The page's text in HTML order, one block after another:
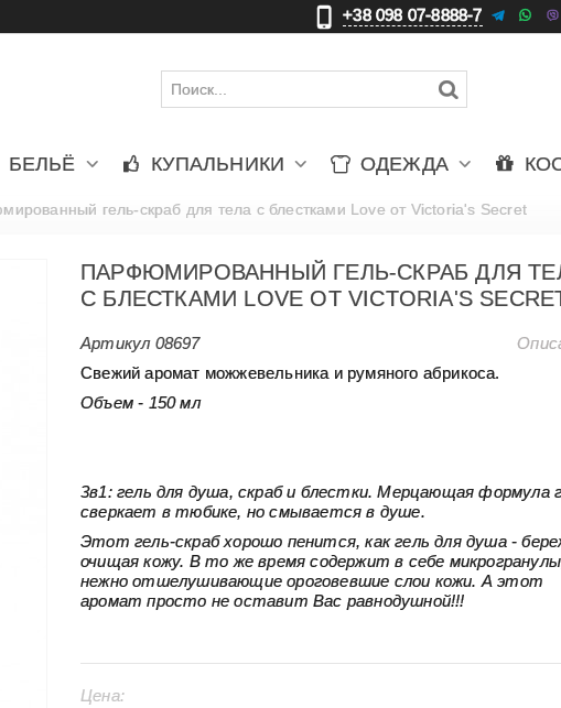
+38 098 07-8888-7 更 車 賈
БЕЛЬЁ КУПАЛЬНИКИ ОДЕЖДА
гель-скраб для тела с блестками Love от Victoria's Secret
ПАРФЮМИРОВАННЫЙ ГЕЛЬ-СКРАБ ДЛЯ
С БЛЕСТКАМИ LOVE ОТ VICTORIA'S
Артикул 08697
Cвежий аромат можжевельника и румяного абрикоса.
Объем - 150 мл
3в1: гель для душа, скраб и блестки. Мерцающая формула
сверкает в тюбике, но смывается в душе.
Этот гель-скраб хорошо пенится, как гель для душа -
очищая кожу. В то же время содержит в себе
нежно отшелушивающие ороговевшие слои кожи. А этот
аромат просто не оставит Вас равнодушной!!!
Цена: